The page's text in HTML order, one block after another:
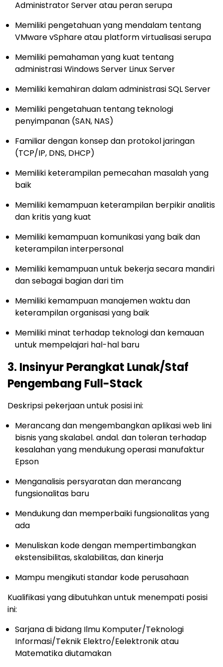
Administrator Server atau peran serupa
Memiliki pengetahuan yang mendalam tentang
VMware vSphare atau platform virtualisasi serupa
Memiliki pemahaman yang kuat tentang
administrasi Windows Server Linux Server
Memiliki kemahiran dalam administrasi SQL Server
Memiliki pengetahuan tentang teknologi
penyimpanan (SAN, NAS)
Familiar dengan konsep dan protokol jaringan
(TCP/IP, DNS, DHCP)
Memiliki keterampilan pemecahan masalah yang
baik
Memiliki kemampuan keterampilan berpikir analitis
dan kritis yang kuat
Memiliki kemampuan komunikasi yang baik dan
keterampilan interpersonal
Memiliki kemampuan untuk bekerja secara mandiri
dan sebagai bagian dari tim
Memiliki kemampuan manajemen waktu dan
keterampilan organisasi yang baik
Memiliki minat terhadap teknologi dan kemauan
untuk mempelajari hal-hal baru
3. Insinyur Perangkat Lunak/Staf
Pengembang Full-Stack
Deskripsi pekerjaan untuk posisi ini:
Merancang dan mengembangkan aplikasi web lini
bisnis yang skalabel. andal. dan toleran terhadap
kesalahan yang mendukung operasi manufaktur
Epson
Menganalisis persyaratan dan merancang
fungsionalitas baru
Mendukung dan memperbaiki fungsionalitas yang
ada
Menuliskan kode dengan mempertimbangkan
ekstensibilitas, skalabilitas, dan kinerja
Mampu mengikuti standar kode perusahaan
Kualifikasi yang dibutuhkan untuk menempati posisi
ini:
Sarjana di bidang Ilmu Komputer/Teknologi
Informasi/Teknik Elektro/Eelektronik atau
Matematika diutamakan